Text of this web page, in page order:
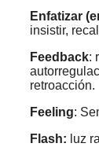
Enfatizar
insistir,
Feedback:
retroacción.
Feeling:
Flash: luz